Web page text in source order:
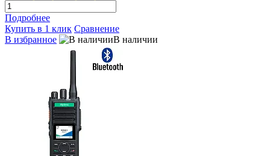
Подробнее
Купить в 1 клик Сравнение
В избранное
В наличии